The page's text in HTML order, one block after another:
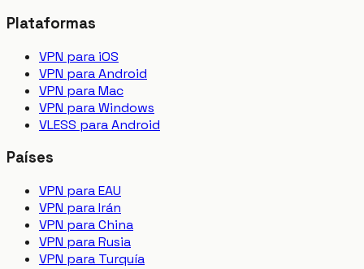
Plataformas
VPN para iOS
VPN para Android
VPN para Mac
VPN para Windows
VLESS para Android
Países
VPN para EAU
VPN para Irán
VPN para China
VPN para Rusia
VPN para Turquía